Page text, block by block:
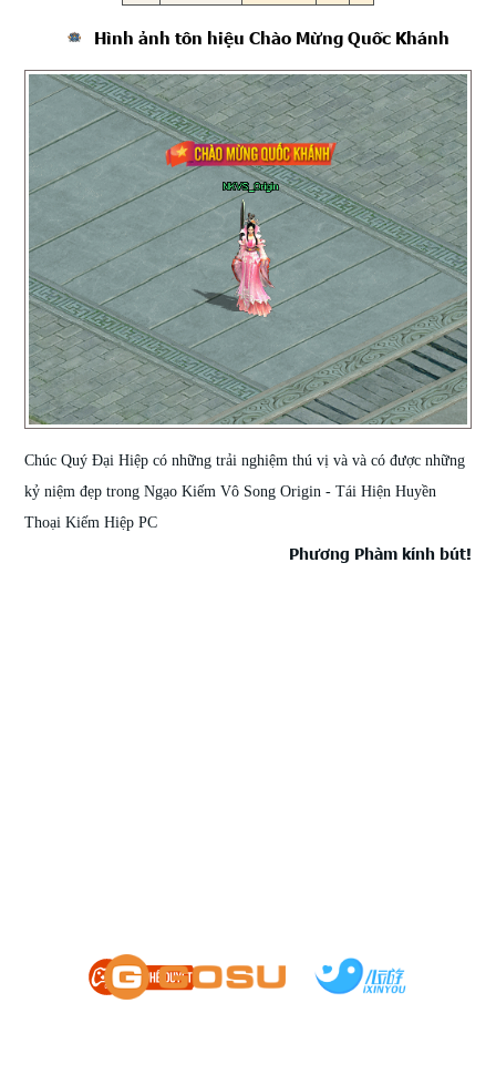
Hình ảnh tôn hiệu Chào Mừng Quốc Khánh
Chúc Quý Đại Hiệp có những trải nghiệm thú vị và và có được những
kỷ niệm đẹp trong Ngạo Kiếm Vô Song Origin - Tái Hiện Huyền
Thoại Kiếm Hiệp PC
Phương Phàm kính bút!